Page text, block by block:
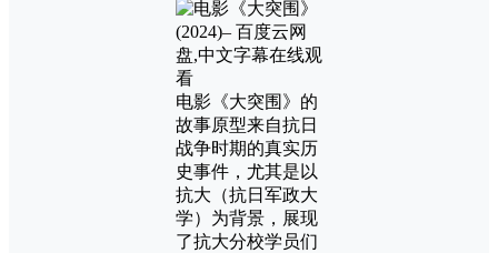
电影《大突围》的
故事原型来自抗日
战争时期的真实历
史事件，尤其是以
抗大（抗日军政大
学）为背景，展现
了抗大分校学员们